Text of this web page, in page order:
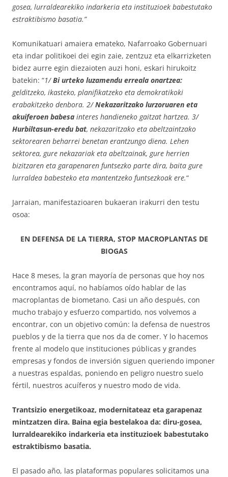
gosea, lurraldearekiko indarkeria eta instituzioek babestutako
estraktibismo basatia.”
Komunikatuari amaiera emateko, Nafarroako Gobernuari
eta indar politikoei dei egin zaie, zentzuz eta elkarrizketen
bidez aurre egin diezaioten auzi honi, eskari hirukoitz
batekin: “1/Bi urteko luzamendu erreala onartzea:
gelditzeko, ikasteko, planifikatzeko eta demokratikoki
erabakitzeko denbora. 2/Nekazaritzako lurzoruaren eta
akuiferoen babesa interes handieneko gaitzat hartzea. 3/
Hurbiltasun-eredu bat, nekazaritzako eta abeltzaintzako
sektorearen beharrei benetan erantzungo diena. Lehen
sektorea, gure nekazariak eta abeltzainak, gure herrien
bizitzaren eta garapenaren funtsezko parte dira, baita gure
lurraldea babesteko eta mantentzeko funtsezkoak ere.“
Jarraian, manifestazioaren bukaeran irakurri den testu
osoa:
EN DEFENSA DE LA TIERRA, STOP MACROPLANTAS DE
BIOGAS
Hace 8 meses, la gran mayoría de personas que hoy nos
encontramos aquí, no habíamos oído hablar de las
macroplantas de biometano. Casi un año después, con
mucho trabajo y esfuerzo compartido, nos volvemos a
encontrar, con un objetivo común: la defensa de nuestros
pueblos y de la tierra que nos da de comer. Y lo hacemos
frente al modelo que instituciones públicas y grandes
empresas y fondos de inversión siguen queriendo imponer
a nuestras espaldas, poniendo en peligro nuestro suelo
fértil, nuestros acuíferos y nuestro modo de vida.
Trantsizio energetikoaz, modernitateaz eta garapenaz
mintzatzen dira. Baina egia bestelakoa da: diru-gosea,
lurraldearekiko indarkeria eta instituzioek babestutako
estraktibismo basatia.
El pasado año, las plataformas populares solicitamos una